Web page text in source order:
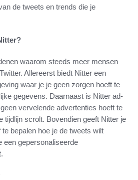
de tweets en trends die je
waarom steeds meer mensen
Allereerst biedt Nitter een
waar je je geen zorgen hoeft te
gegevens. Daarnaast is Nitter ad-
vervelende advertenties hoeft te
tijdlijn scrolt. Bovendien geeft Nitter je
bepalen hoe je de tweets wilt
een gepersonaliseerde